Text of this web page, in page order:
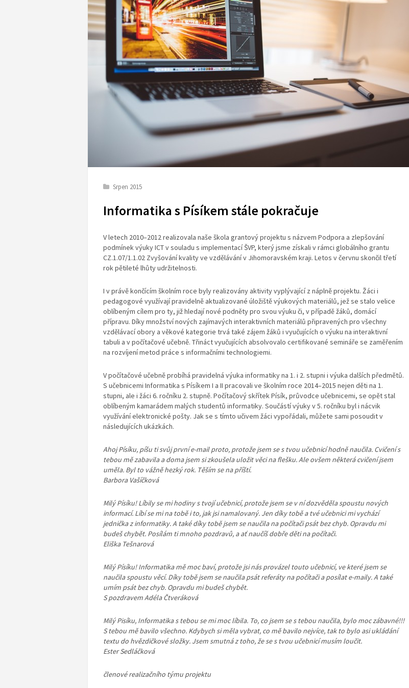
Srpen 2015
Informatika s Písíkem stále pokračuje
V letech 2010–2012 realizovala naše škola grantový projektu s názvem Podpora a zlepšování
podmínek výuky ICT v souladu s implementací ŠVP, který jsme získali v rámci globálního grantu
CZ.1.07/1.1.02 Zvyšování kvality ve vzdělávání v Jihomoravském kraji. Letos v červnu skončil třetí
rok pětileté lhůty udržitelnosti.
I v právě končícím školním roce byly realizovány aktivity vyplývající z náplně projektu. Žáci i
pedagogové využívají pravidelně aktualizované úložiště výukových materiálů, jež se stalo velice
oblíbeným cílem pro ty, již hledají nové podněty pro svou výuku či, v případě žáků, domácí
přípravu. Díky množství nových zajímavých interaktivních materiálů připravených pro všechny
vzdělávací obory a věkové kategorie trvá také zájem žáků i vyučujících o výuku na interaktivní
tabuli a v počítačové učebně. Třináct vyučujících absolvovalo certifikované semináře se zaměřením
na rozvíjení metod práce s informačními technologiemi.
V počítačové učebně probíhá pravidelná výuka informatiky na 1. i 2. stupni i výuka dalších předmětů.
S učebnicemi Informatika s Písíkem I a II pracovali ve školním roce 2014–2015 nejen děti na 1.
stupni, ale i žáci 6. ročníku 2. stupně. Počítačový skřítek Písík, průvodce učebnicemi, se opět stal
oblíbeným kamarádem malých studentů informatiky. Součástí výuky v 5. ročníku byl i nácvik
využívání elektronické pošty. Jak se s tímto učivem žáci vypořádali, můžete sami posoudit v
následujících ukázkách.
Ahoj Písíku, píšu ti svůj první e-mail proto, protože jsem se s tvou učebnicí hodně naučila. Cvičení s
tebou mě zabavila a doma jsem si zkoušela uložit věci na flešku. Ale ovšem některá cvičení jsem
uměla. Byl to vážně hezký rok. Těším se na příští.
Barbora Vašíčková
Milý Písíku! Líbily se mi hodiny s tvojí učebnicí, protože jsem se v ní dozvěděla spoustu nových
informací. Líbí se mi na tobě i to, jak jsi namalovaný. Jen díky tobě a tvé učebnici mi vychází
jednička z informatiky. A také díky tobě jsem se naučila na počítači psát bez chyb. Opravdu mi
budeš chybět. Posílám ti mnoho pozdravů, a ať naučíš dobře děti na počítači.
Eliška Tešnarová
Milý Písíku! Informatika mě moc baví, protože jsi nás provázel touto učebnicí, ve které jsem se
naučila spoustu věcí. Díky tobě jsem se naučila psát referáty na počítači a posílat e-maily. A také
umím psát bez chyb. Opravdu mi budeš chybět.
S pozdravem Adéla Čtveráková
Milý Pisíku, Informatika s tebou se mi moc líbila. To, co jsem se s tebou naučila, bylo moc zábavné!!!
S tebou mě bavilo všechno. Kdybych si měla vybrat, co mě bavilo nejvíce, tak to bylo asi ukládání
textu do hvězdičkové složky. Jsem smutná z toho, že se s tvou učebnicí musím loučit.
Ester Sedláčková
členové realizačního týmu projektu